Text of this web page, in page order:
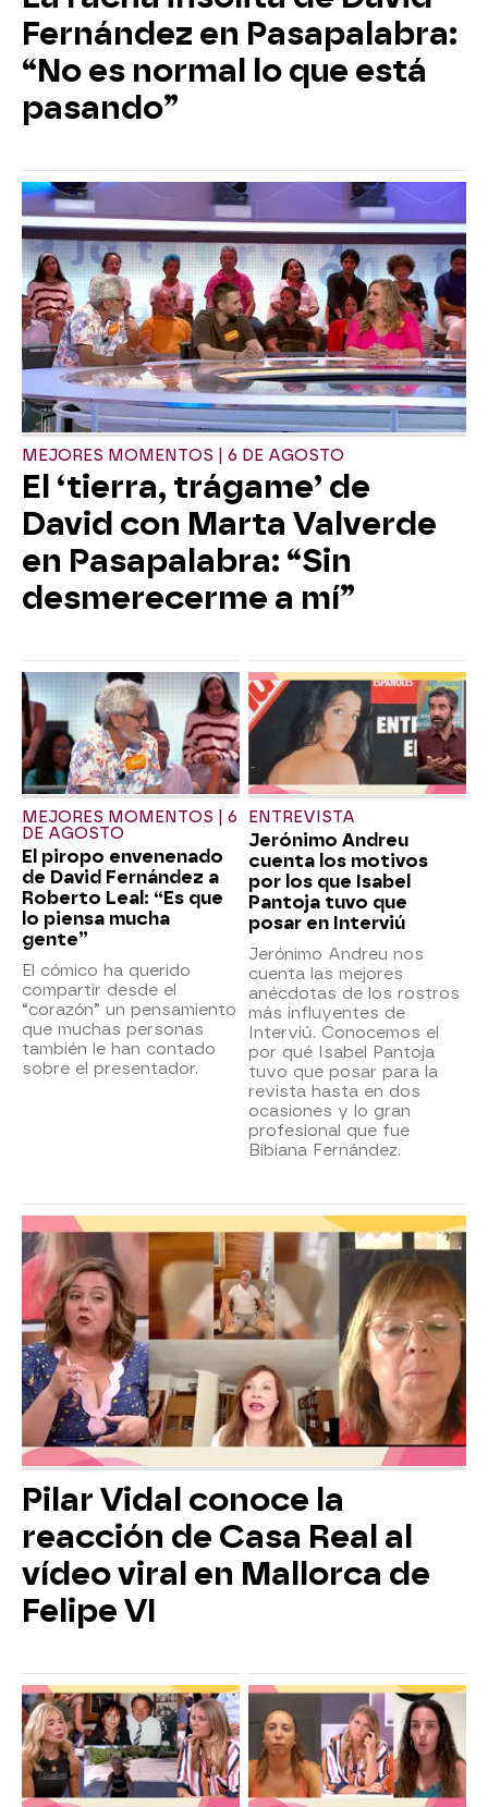
Fernández en Pasapalabra:
“No es normal lo que está
pasando”
MEJORES MOMENTOS | 6 DE AGOSTO
El ‘tierra, trágame’ de
David con Marta Valverde
en Pasapalabra: “Sin
desmerecerme a mí”
MEJORES MOMENTOS | 6
DE AGOSTO
El piropo envenenado
de David Fernández a
Roberto Leal: “Es que
lo piensa mucha
gente”
El cómico ha querido
compartir desde el
“corazón” un pensamiento
que muchas personas
también le han contado
sobre el presentador.
ENTREVISTA
Jerónimo Andreu
cuenta los motivos
por los que Isabel
Pantoja tuvo que
posar en Interviú
Jerónimo Andreu nos
cuenta las mejores
anécdotas de los rostros
más influyentes de
Interviú. Conocemos el
por qué Isabel Pantoja
tuvo que posar para la
revista hasta en dos
ocasiones y lo gran
profesional que fue
Bibiana Fernández.
Pilar Vidal conoce la
reacción de Casa Real al
vídeo viral en Mallorca de
Felipe VI